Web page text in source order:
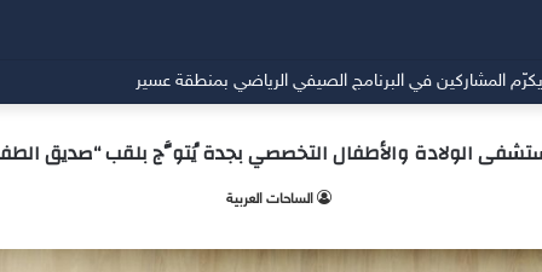
العالم لألعاب القوى 2029
الولادة والأطفال التخصصي بجدة يُتوَّج بلقب “صديق
الساحات العربية